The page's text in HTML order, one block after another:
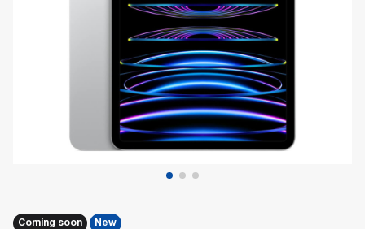
Coming soon New